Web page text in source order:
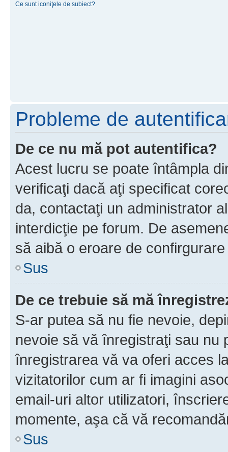
Ce sunt iconiţele de subiect?
Probleme de
De ce nu mă pot autentifica?
Acest lucru se poate întâmpla
verificaţi dacă aţi specificat
da, contactaţi un administrator
interdicţie pe forum. De
să aibă o eroare de
Sus
De ce trebuie să mă
S-ar putea să nu fie nevoie,
nevoie să vă înregistraţi sau nu
înregistrarea vă va oferi acces
vizitatorilor cum ar fi imagini
email-uri altor utilizatori,
momente, aşa că vă
Sus